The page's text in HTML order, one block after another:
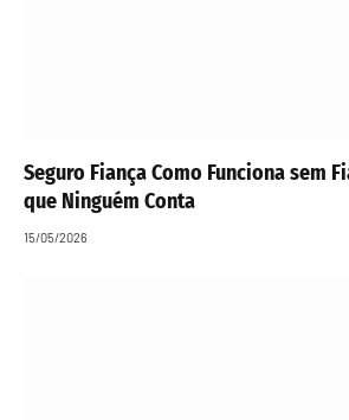
Seguro Fiança Como Funciona sem
que Ninguém Conta
15/05/2026